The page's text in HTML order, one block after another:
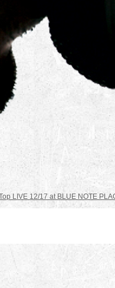
LIVE 12/17 at BLUE NOTE